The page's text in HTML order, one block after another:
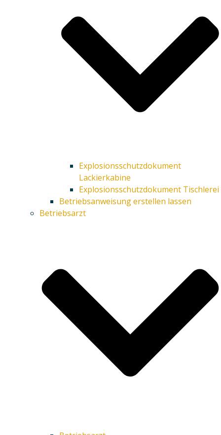
Explosionsschutzdokument
Lackierkabine
Explosionsschutzdokument Tischlerei
Betriebsanweisung erstellen lassen
Betriebsarzt